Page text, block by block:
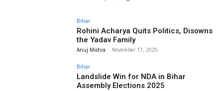
Bihar
Rohini Acharya Quits Politics, Disowns
the Yadav Family
Anuj Mishra - November 17, 2025
Bihar
Landslide Win for NDA in Bihar
Assembly Elections 2025